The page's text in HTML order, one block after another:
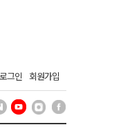
로그인 회원가입